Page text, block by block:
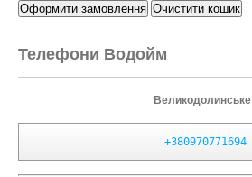
Оформити замовлення Очистити кошик
Телефони Водойм
Великодолинське
+380970771694